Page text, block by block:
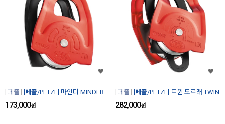
페츨 [페츨/PETZL] 마인더 MINDER
173,000원
페츨 [페츨/PETZL] 트윈 도르래 TWIN
282,000원